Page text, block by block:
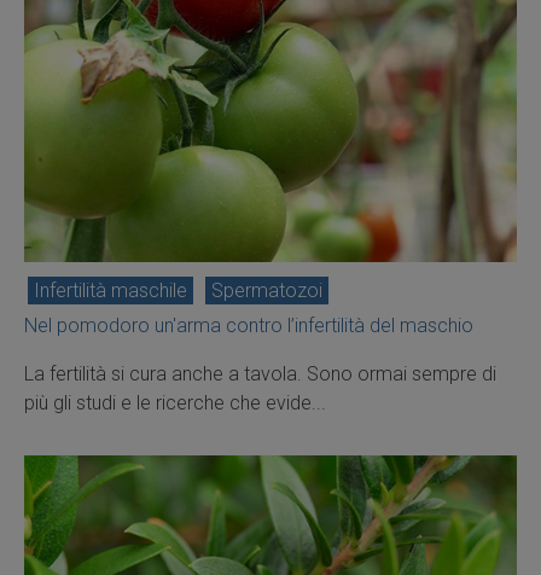
Infertilità maschile
Spermatozoi
Nel pomodoro un'arma contro l’infertilità del maschio
La fertilità si cura anche a tavola. Sono ormai sempre di
più gli studi e le ricerche che evide...